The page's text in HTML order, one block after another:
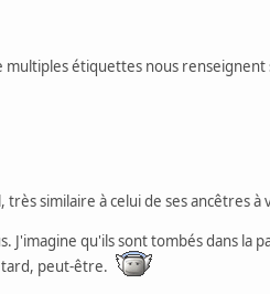
étiquettes nous
très similaire à celui de ses ancêtres
J'imagine qu'ils sont tombés dans la
peut-être.